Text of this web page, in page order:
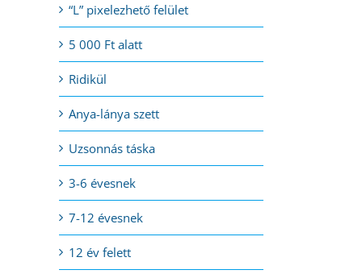
“L” pixelezhető felület
5 000 Ft alatt
Ridikül
Anya-lánya szett
Uzsonnás táska
3-6 évesnek
7-12 évesnek
12 év felett